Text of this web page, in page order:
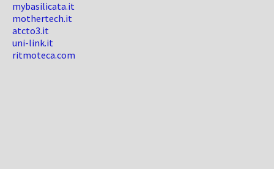
mybasilicata.it
mothertech.it
atcto3.it
uni-link.it
ritmoteca.com